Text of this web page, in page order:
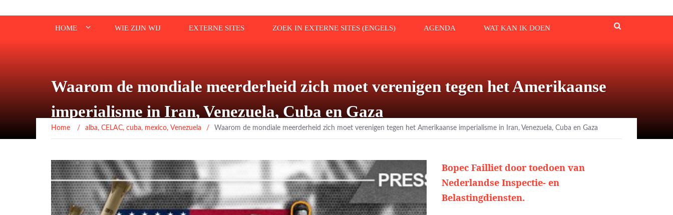
HOME WIE ZIJN WIJ EXTERNE SITES ZOEK IN EXTERNE SITES (ENGELS) AGENDA WAT KAN IK DOEN
Waarom de mondiale meerderheid zich moet verenigen tegen het Amerikaanse
imperialisme in Iran, Venezuela, Cuba en Gaza
Home / alba, CELAC, cuba, mexico, Venezuela / Waarom de mondiale meerderheid zich moet verenigen tegen het Amerikaanse imperialisme in Iran, Venezuela, Cuba en Gaza
Bopec Failliet door toedoen van
Nederlandse Inspectie- en
Belastingdiensten.